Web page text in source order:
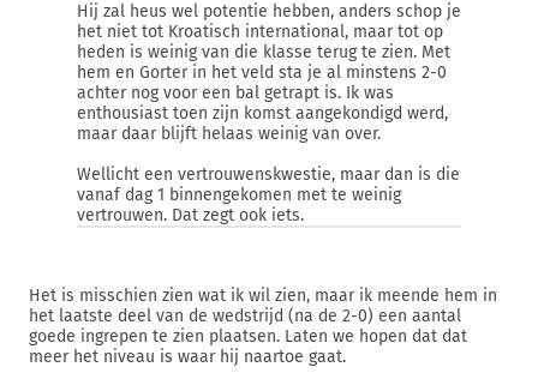
Hij zal heus wel potentie hebben, anders schop je
het niet tot Kroatisch international, maar tot op
heden is weinig van die klasse terug te zien. Met
hem en Gorter in het veld sta je al minstens 2-0
achter nog voor een bal getrapt is. Ik was
enthousiast toen zijn komst aangekondigd werd,
maar daar blijft helaas weinig van over.
Wellicht een vertrouwenskwestie, maar dan is die
vanaf dag 1 binnengekomen met te weinig
vertrouwen. Dat zegt ook iets.
Het is misschien zien wat ik wil zien, maar ik meende hem in
het laatste deel van de wedstrijd (na de 2-0) een aantal
goede ingrepen te zien plaatsen. Laten we hopen dat dat
meer het niveau is waar hij naartoe gaat.